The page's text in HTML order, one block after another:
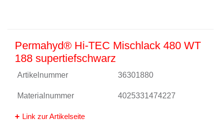
Permahyd® Hi-TEC Mischlack 480 WT
188 supertiefschwarz
Artikelnummer 36301880
Materialnummer 4025331474227
Link zur Artikelseite